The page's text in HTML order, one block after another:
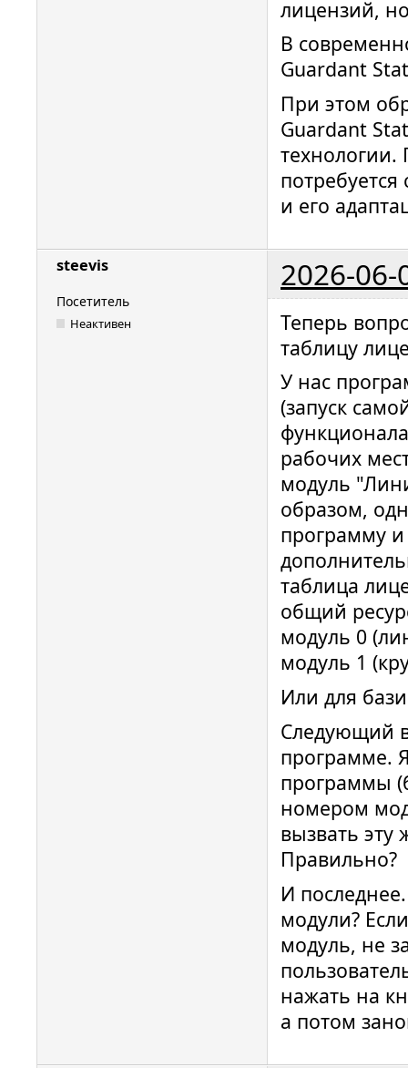
лицензий,
В
Guardant
При этом
Guardant
технологии.
и его
steevis 2026-06-
Посетитель
Неактивен
Теперь
таблицу
У нас
(запуск
рабочих
модуль
образом,
программу
таблица
общий
модуль 0
модуль 1
Или для
Следующий
программе.
программы
номером
вызвать
Правильно?
И
модули?
модуль, не
нажать на
а потом